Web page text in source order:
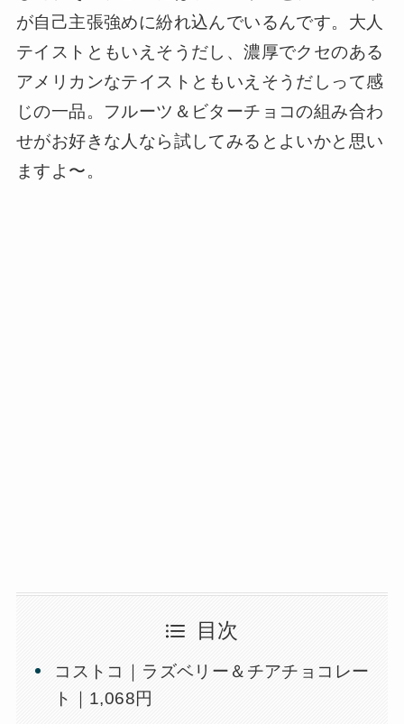
が自己主張強めに紛れ込んでいるんです。大人
テイストともいえそうだし、濃厚でクセのある
アメリカンなテイストともいえそうだしって感
じの一品。フルーツ＆ビターチョコの組み合わ
せがお好きな人なら試してみるとよいかと思い
ますよ〜。
目次
コストコ｜ラズベリー＆チアチョコレー
ト｜1,068円